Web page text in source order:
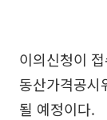
이의신청이
동산가격공시
될 예정이다.